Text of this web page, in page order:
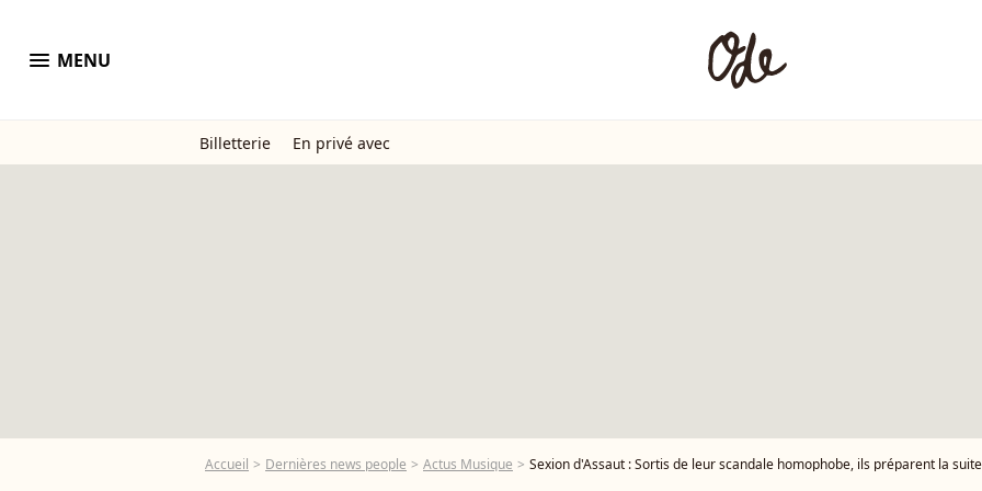
menu MENU
Billetterie En privé avec
Accueil Dernières news people Actus Musique Sexion d'Assaut : Sortis de leur scandale homophobe, ils préparent la